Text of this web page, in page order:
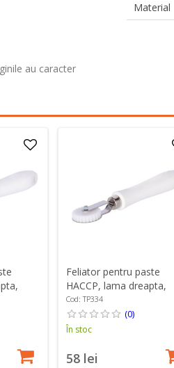
Material
au caracter
Feliator pentru paste
HACCP, lama dreapta,
latime 7 mm - Zokura
Cod: TP334
(0)
În stoc
58 lei